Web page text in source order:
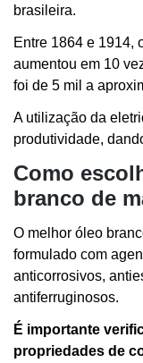
brasileira.
Entre 1864 e 1914,
aumentou em 10
foi de 5 mil a
A utilização da
produtividade,
Como
branco de
O melhor óleo
formulado com
anticorrosivos,
antiferruginosos.
É importante
propriedades de